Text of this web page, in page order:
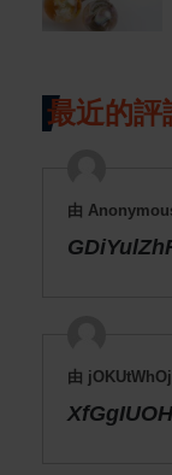
最近的評
由
由